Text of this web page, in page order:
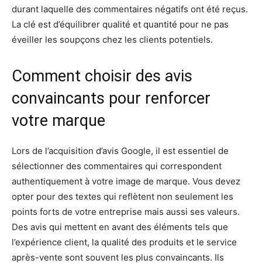
durant laquelle des commentaires négatifs ont été reçus.
La clé est d’équilibrer qualité et quantité pour ne pas
éveiller les soupçons chez les clients potentiels.
Comment choisir des avis
convaincants pour renforcer
votre marque
Lors de l’acquisition d’avis Google, il est essentiel de
sélectionner des commentaires qui correspondent
authentiquement à votre image de marque. Vous devez
opter pour des textes qui reflètent non seulement les
points forts de votre entreprise mais aussi ses valeurs.
Des avis qui mettent en avant des éléments tels que
l’expérience client, la qualité des produits et le service
après-vente sont souvent les plus convaincants. Ils